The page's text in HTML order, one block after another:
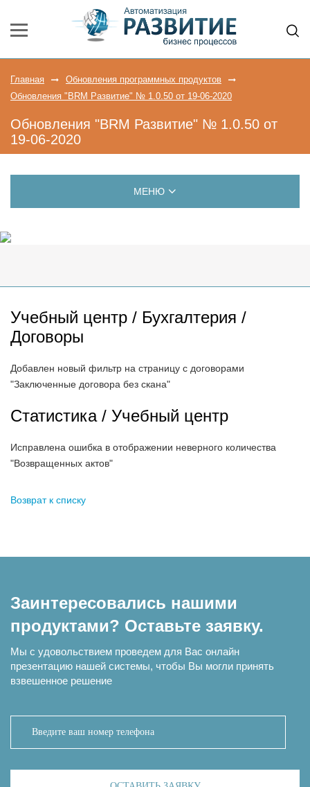
Главная
Обновления программных продуктов
Обновления "BRM Развитие" № 1.0.50 от 19-06-2020
Обновления "BRM Развитие" № 1.0.50 от
19-06-2020
МЕНЮ
Учебный центр / Бухгалтерия /
Договоры
Добавлен новый фильтр на страницу с договорами
"Заключенные договора без скана"
Статистика / Учебный центр
Исправлена ошибка в отображении неверного количества
"Возвращенных актов"
Возврат к списку
Заинтересовались нашими
продуктами? Оставьте заявку.
Мы с удовольствием проведем для Вас онлайн
презентацию нашей системы, чтобы Вы могли принять
взвешенное решение